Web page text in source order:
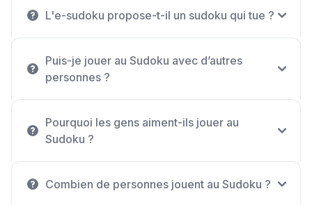
L'e-sudoku propose-t-il un sudoku qui tue ?
Puis-je jouer au Sudoku avec d’autres
personnes ?
Pourquoi les gens aiment-ils jouer au
Sudoku ?
Combien de personnes jouent au Sudoku ?